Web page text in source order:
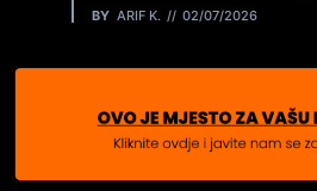
BY ARIF K. 02/07/2026